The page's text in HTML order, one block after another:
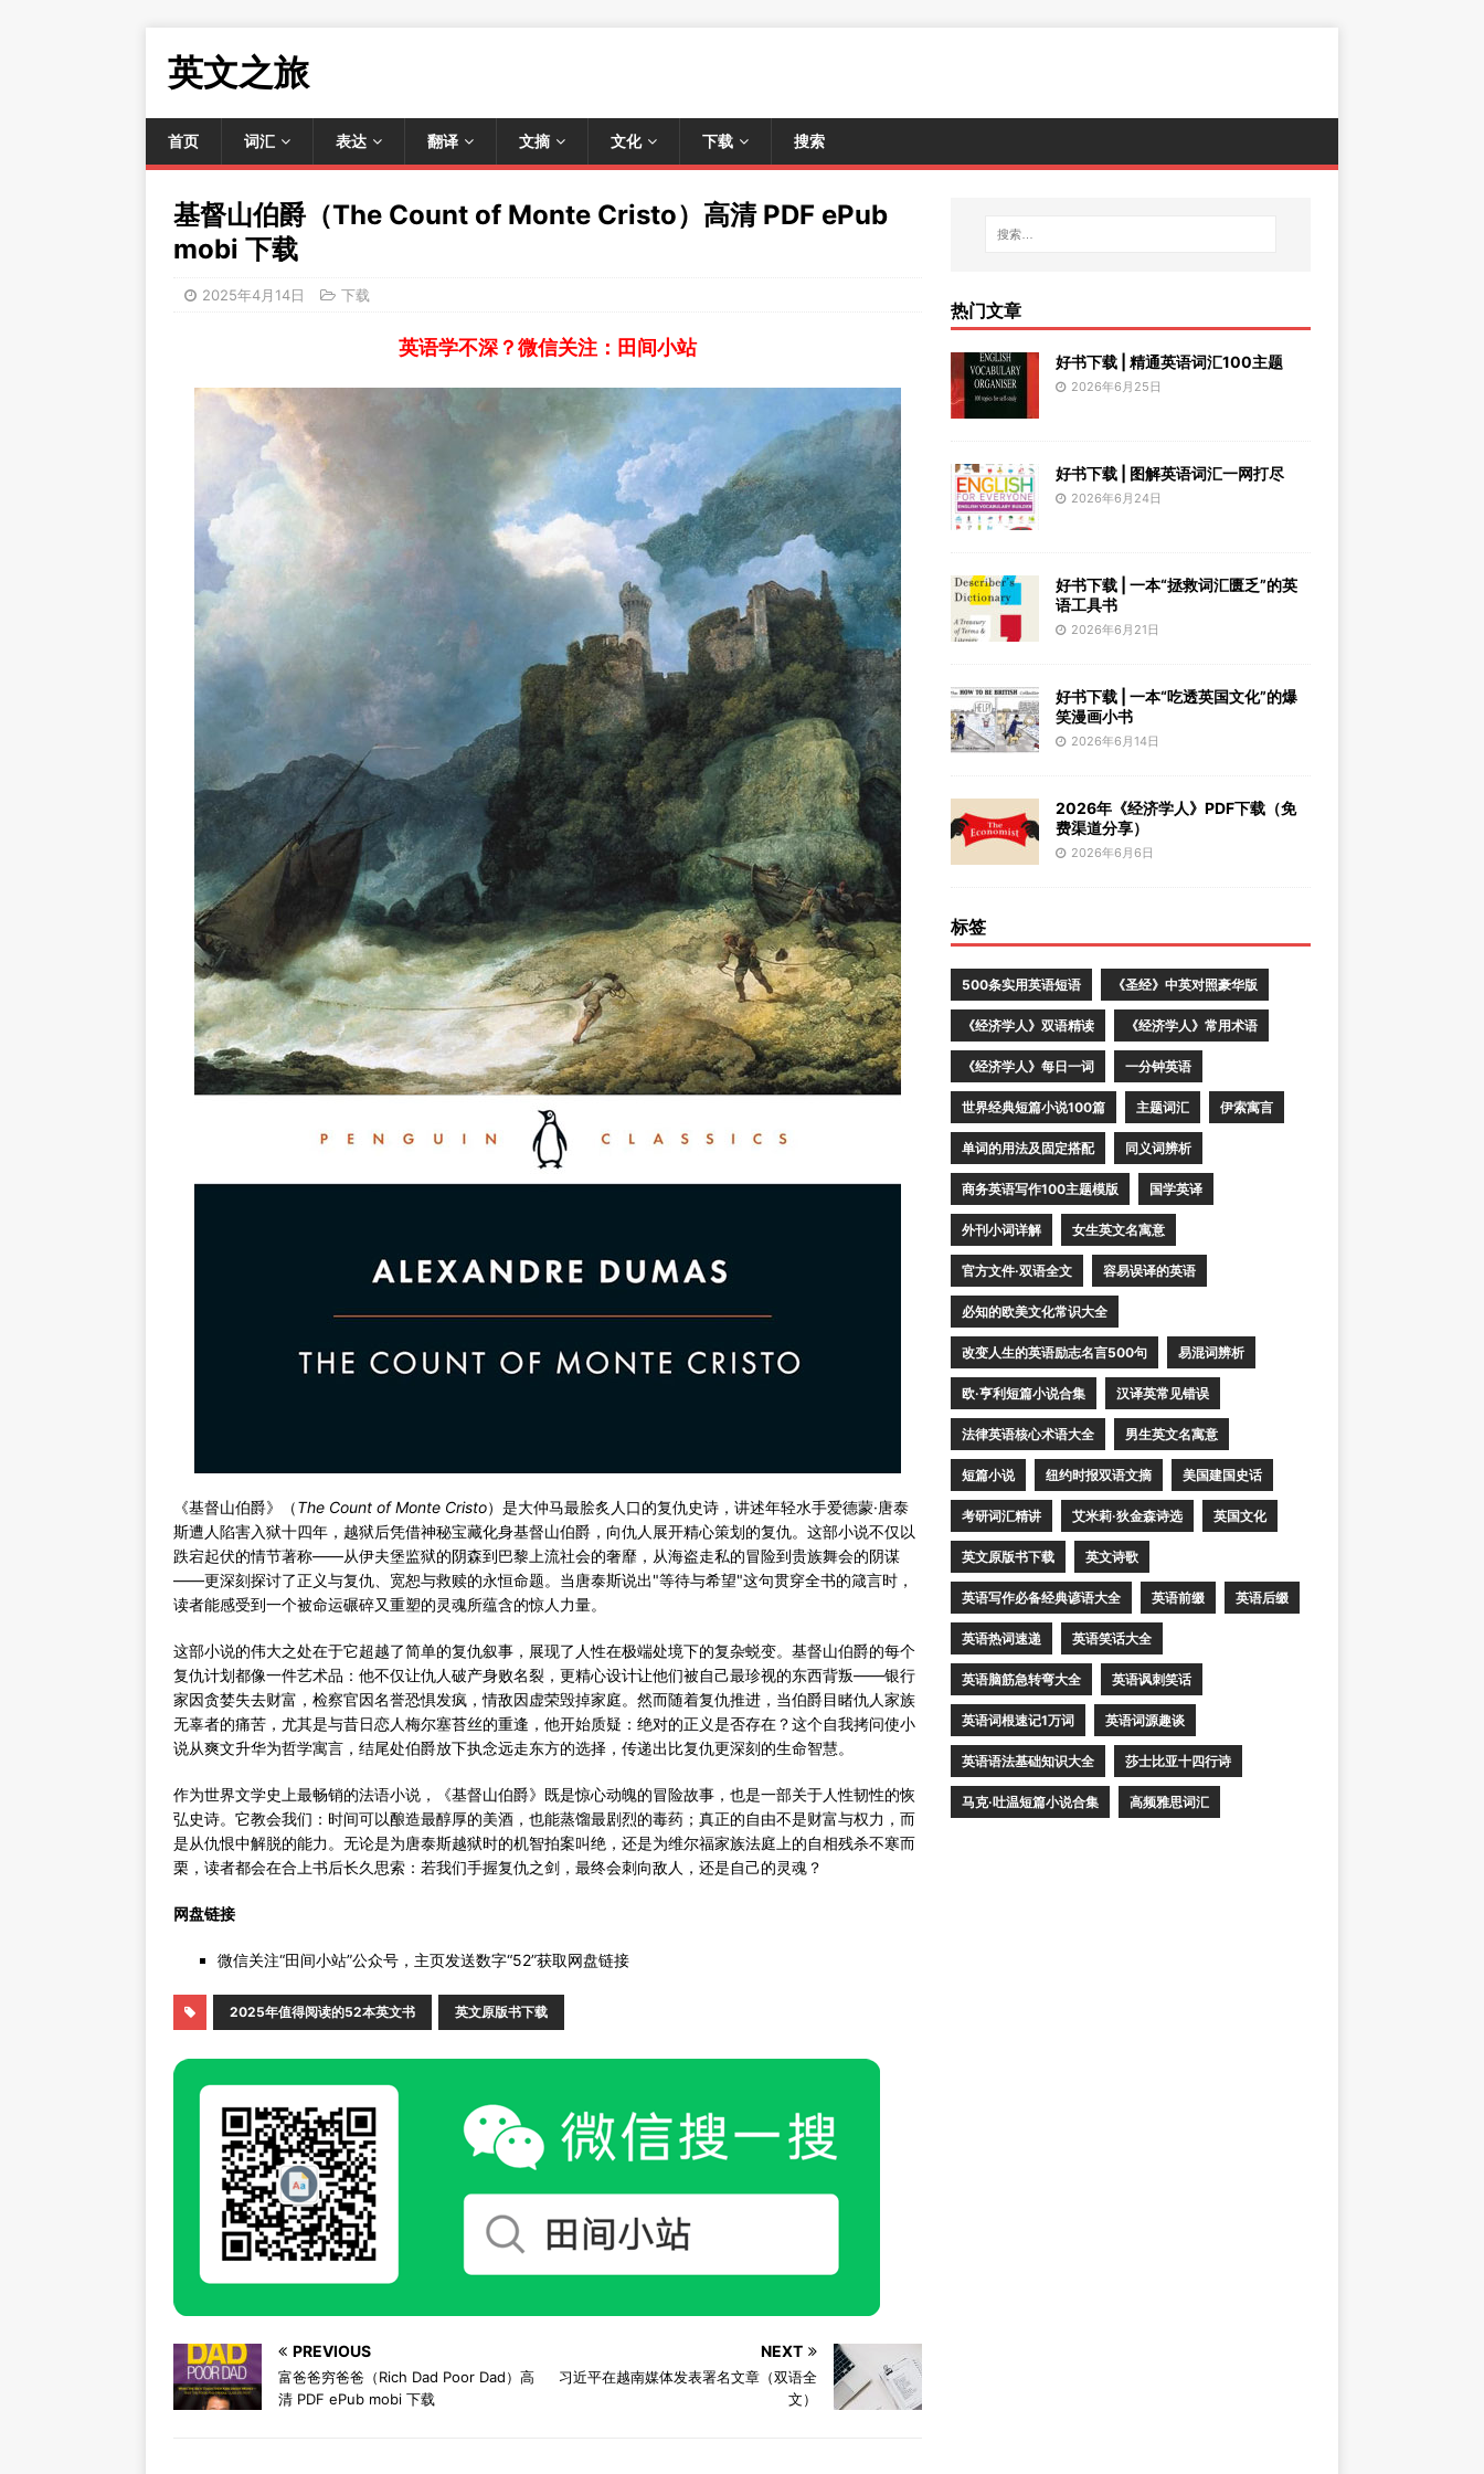
英文之旅
首页 词汇 表达 翻译 文摘 文化 下载 搜索
基督山伯爵（The Count of Monte Cristo）高清 PDF ePub
mobi 下载
2025年4月14日 下载
英语学不深？微信关注：田间小站
《基督山伯爵》（The Count of Monte Cristo）是大仲马最脍炙人口的复仇史诗，讲述年轻水手爱德蒙·唐泰
斯遭人陷害入狱十四年，越狱后凭借神秘宝藏化身基督山伯爵，向仇人展开精心策划的复仇。这部小说不仅以
跌宕起伏的情节著称——从伊夫堡监狱的阴森到巴黎上流社会的奢靡，从海盗走私的冒险到贵族舞会的阴谋
——更深刻探讨了正义与复仇、宽恕与救赎的永恒命题。当唐泰斯说出"等待与希望"这句贯穿全书的箴言时，
读者能感受到一个被命运碾碎又重塑的灵魂所蕴含的惊人力量。
这部小说的伟大之处在于它超越了简单的复仇叙事，展现了人性在极端处境下的复杂蜕变。基督山伯爵的每个
复仇计划都像一件艺术品：他不仅让仇人破产身败名裂，更精心设计让他们被自己最珍视的东西背叛——银行
家因贪婪失去财富，检察官因名誉恐惧发疯，情敌因虚荣毁掉家庭。然而随着复仇推进，当伯爵目睹仇人家族
无辜者的痛苦，尤其是与昔日恋人梅尔塞苔丝的重逢，他开始质疑：绝对的正义是否存在？这个自我拷问使小
说从爽文升华为哲学寓言，结尾处伯爵放下执念远走东方的选择，传递出比复仇更深刻的生命智慧。
作为世界文学史上最畅销的法语小说，《基督山伯爵》既是惊心动魄的冒险故事，也是一部关于人性韧性的恢
弘史诗。它教会我们：时间可以酿造最醇厚的美酒，也能蒸馏最剧烈的毒药；真正的自由不是财富与权力，而
是从仇恨中解脱的能力。无论是为唐泰斯越狱时的机智拍案叫绝，还是为维尔福家族法庭上的自相残杀不寒而
栗，读者都会在合上书后长久思索：若我们手握复仇之剑，最终会刺向敌人，还是自己的灵魂？
网盘链接
微信关注“田间小站”公众号，主页发送数字“52”获取网盘链接
2025年值得阅读的52本英文书 英文原版书下载
PREVIOUS
富爸爸穷爸爸（Rich Dad Poor Dad）高
清 PDF ePub mobi 下载
NEXT
习近平在越南媒体发表署名文章（双语全
文）
热门文章
好书下载 | 精通英语词汇100主题
2026年6月25日
好书下载 | 图解英语词汇一网打尽
2026年6月24日
好书下载 | 一本“拯救词汇匮乏”的英
语工具书
2026年6月21日
好书下载 | 一本“吃透英国文化”的爆
笑漫画小书
2026年6月14日
2026年《经济学人》PDF下载（免
费渠道分享）
2026年6月6日
标签
500条实用英语短语 《圣经》中英对照豪华版
《经济学人》双语精读 《经济学人》常用术语
《经济学人》每日一词 一分钟英语
世界经典短篇小说100篇 主题词汇 伊索寓言
单词的用法及固定搭配 同义词辨析
商务英语写作100主题模版 国学英译
外刊小词详解 女生英文名寓意
官方文件·双语全文 容易误译的英语
必知的欧美文化常识大全
改变人生的英语励志名言500句 易混词辨析
欧·亨利短篇小说合集 汉译英常见错误
法律英语核心术语大全 男生英文名寓意
短篇小说 纽约时报双语文摘 美国建国史话
考研词汇精讲 艾米莉·狄金森诗选 英国文化
英文原版书下载 英文诗歌
英语写作必备经典谚语大全 英语前缀 英语后缀
英语热词速递 英语笑话大全
英语脑筋急转弯大全 英语讽刺笑话
英语词根速记1万词 英语词源趣谈
英语语法基础知识大全 莎士比亚十四行诗
马克·吐温短篇小说合集 高频雅思词汇